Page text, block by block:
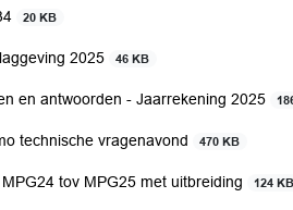
20 KB
2025 46 KB
en antwoorden - Jaarrekening 2025
technische vragenavond 470 KB
tov MPG25 met uitbreiding 124 KB